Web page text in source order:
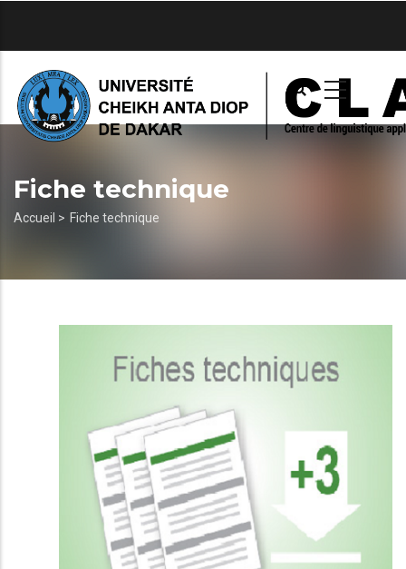
principal
Fiche technique
Fil
Accueil > Fiche technique